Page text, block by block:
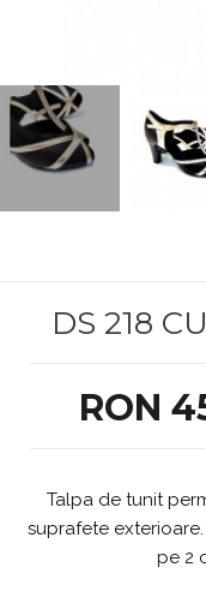
DS 218
RON
Talpa de tunit
suprafete
pe 2